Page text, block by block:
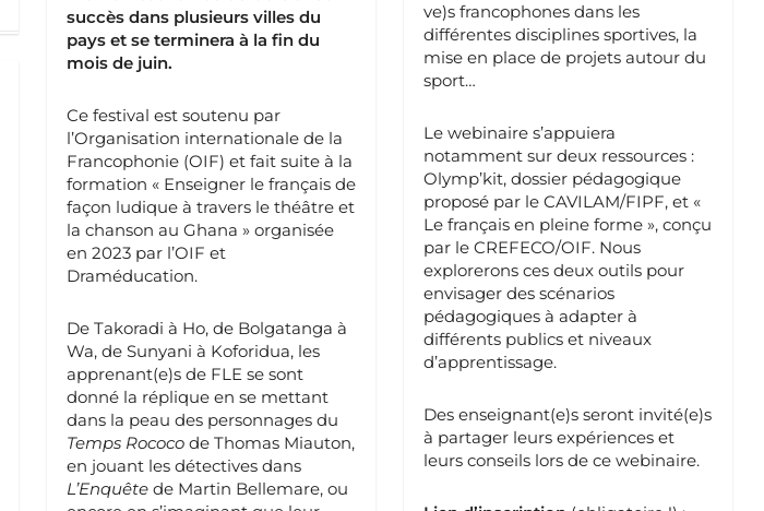
ve)s francophones dans les
différentes disciplines sportives, la
mise en place de projets autour du
sport…
Le webinaire s’appuiera
notamment sur deux ressources :
Olymp’kit, dossier pédagogique
proposé par le CAVILAM/FIPF, et «
Le français en pleine forme », conçu
par le CREFECO/OIF. Nous
explorerons ces deux outils pour
envisager des scénarios
pédagogiques à adapter à
différents publics et niveaux
d’apprentissage.
Des enseignant(e)s seront invité(e)s
à partager leurs expériences et
leurs conseils lors de ce webinaire.
succès dans plusieurs villes du
pays et se terminera à la fin du
mois de juin.
Ce festival est soutenu par
l’Organisation internationale de la
Francophonie (OIF) et fait suite à la
formation « Enseigner le français de
façon ludique à travers le théâtre et
la chanson au Ghana » organisée
en 2023 par l’OIF et
Draméducation.
De Takoradi à Ho, de Bolgatanga à
Wa, de Sunyani à Koforidua, les
apprenant(e)s de FLE se sont
donné la réplique en se mettant
dans la peau des personnages du
Temps Rococode Thomas Miauton,
en jouant les détectives dans
L’Enquêtede Martin Bellemare, ou